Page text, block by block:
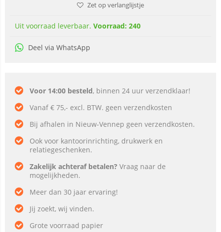
Zet op verlanglijstje
Uit voorraad leverbaar. Voorraad: 240
Deel via WhatsApp
Voor 14:00 besteld, binnen 24 uur verzendklaar!
Vanaf € 75,- excl. BTW. geen verzendkosten
Bij afhalen in Nieuw-Vennep geen verzendkosten.
Ook voor kantoorinrichting, drukwerk en
relatiegeschenken.
Zakelijk achteraf betalen? Vraag naar de
mogelijkheden.
Meer dan 30 jaar ervaring!
Jij zoekt, wij vinden.
Grote voorraad papier